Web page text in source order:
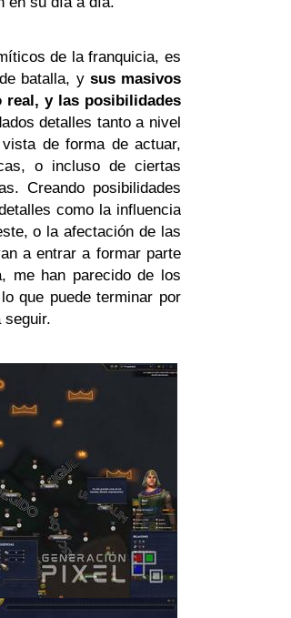
de la franquicia, es
batalla, y sus masivos
real, y las posibilidades
detalles tanto a nivel
de forma de actuar,
o incluso de ciertas
Creando posibilidades
como la influencia
o la afectación de las
a entrar a formar parte
me han parecido de los
que puede terminar por
seguir.